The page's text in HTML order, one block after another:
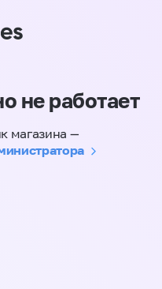
не работает
магазина —